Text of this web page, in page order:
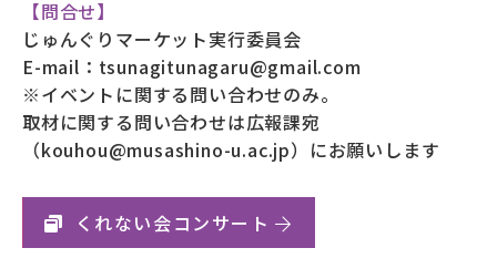
【問合せ】
じゅんぐりマーケット実行委員会
E-mail：tsunagitunagaru@gmail.com
※イベントに関する問い合わせのみ。
取材に関する問い合わせは広報課宛
（kouhou@musashino-u.ac.jp）にお願いします
くれない会コンサート